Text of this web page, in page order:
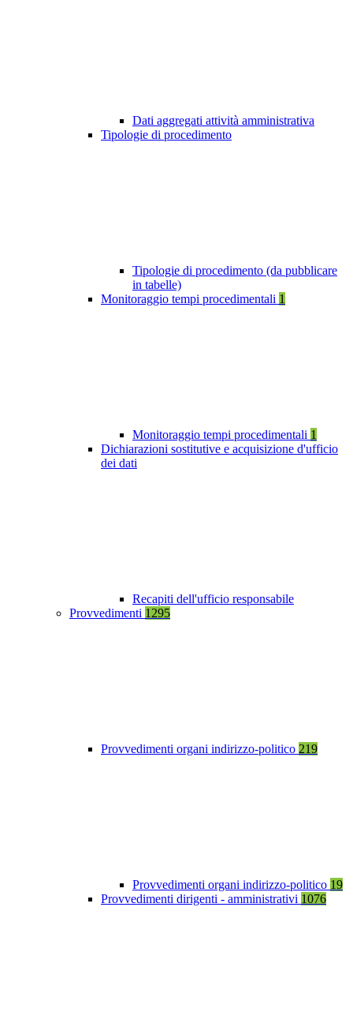
Dati aggregati attività amministrativa
Tipologie di procedimento
Tipologie di procedimento (da pubblicare
in tabelle)
Monitoraggio tempi procedimentali 1
Monitoraggio tempi procedimentali 1
Dichiarazioni sostitutive e acquisizione d'ufficio
dei dati
Recapiti dell'ufficio responsabile
Provvedimenti 1295
Provvedimenti organi indirizzo-politico 219
Provvedimenti organi indirizzo-politico 19
Provvedimenti dirigenti - amministrativi 1076